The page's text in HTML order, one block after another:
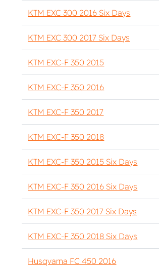
KTM EXC 300 2016 Six Days
KTM EXC 300 2017 Six Days
KTM EXC-F 350 2015
KTM EXC-F 350 2016
KTM EXC-F 350 2017
KTM EXC-F 350 2018
KTM EXC-F 350 2015 Six Days
KTM EXC-F 350 2016 Six Days
KTM EXC-F 350 2017 Six Days
KTM EXC-F 350 2018 Six Days
Husqvarna FC 450 2016